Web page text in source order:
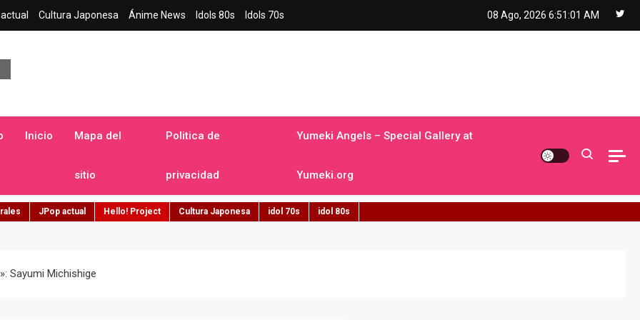
Cultura Japonesa Ánime News Idols 80s Idols 70s 08 Ago, 2026 6:51:02 AM
Inicio Mapa del
sitio
Politica de
privacidad
Yumeki Angels – Special Gallery at
Yumeki.org
JPop actual Hello! Project Cultura Japonesa idol 70s idol 80s
Sayumi Michishige